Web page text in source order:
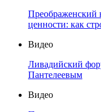
Преображенский
ценности: как
Видео
Ливадийский
Пантелеевым
Видео